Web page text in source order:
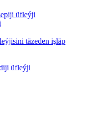
üfleýji
täzeden işläp
üfleýji